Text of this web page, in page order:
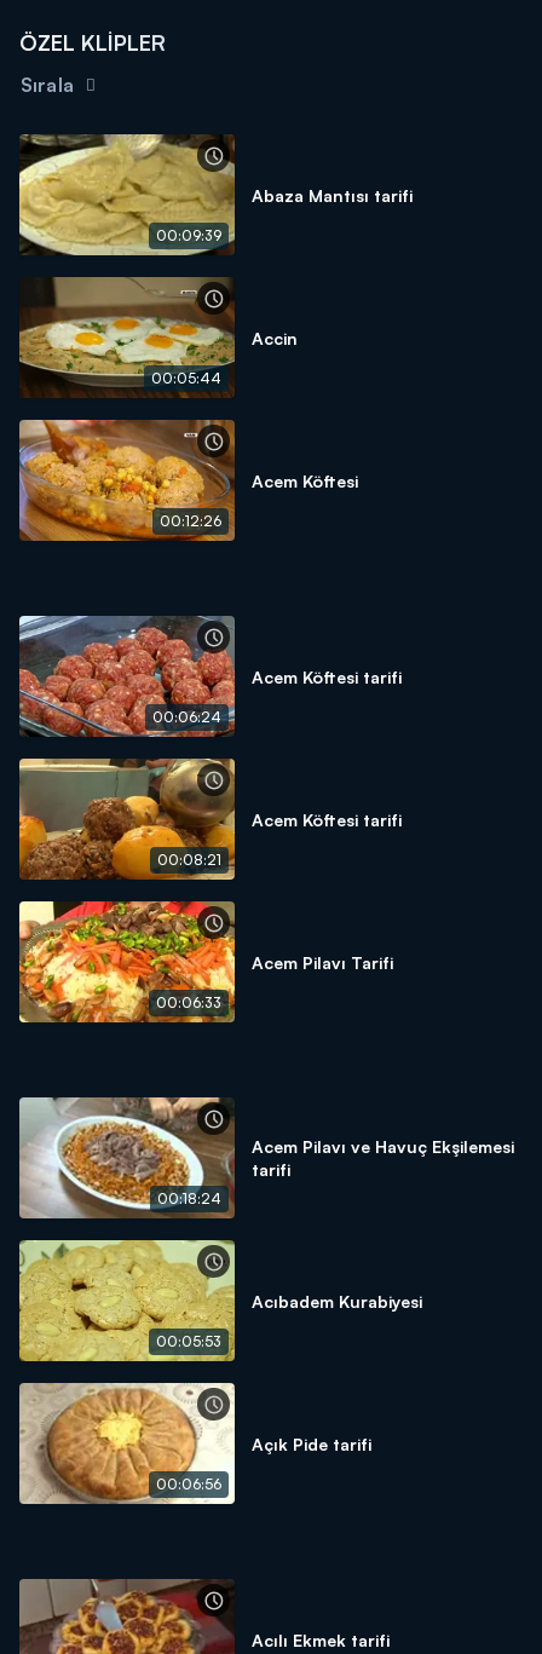
ÖZEL KLİPLER
Sırala
00:09:39
Abaza Mantısı tarifi
00:05:44
Accin
00:12:26
Acem Köftesi
00:06:24
Acem Köftesi tarifi
00:08:21
Acem Köftesi tarifi
00:06:33
Acem Pilavı Tarifi
00:18:24
Acem Pilavı ve Havuç Ekşilemesi
tarifi
00:05:53
Acıbadem Kurabiyesi
00:06:56
Açık Pide tarifi
Acılı Ekmek tarifi